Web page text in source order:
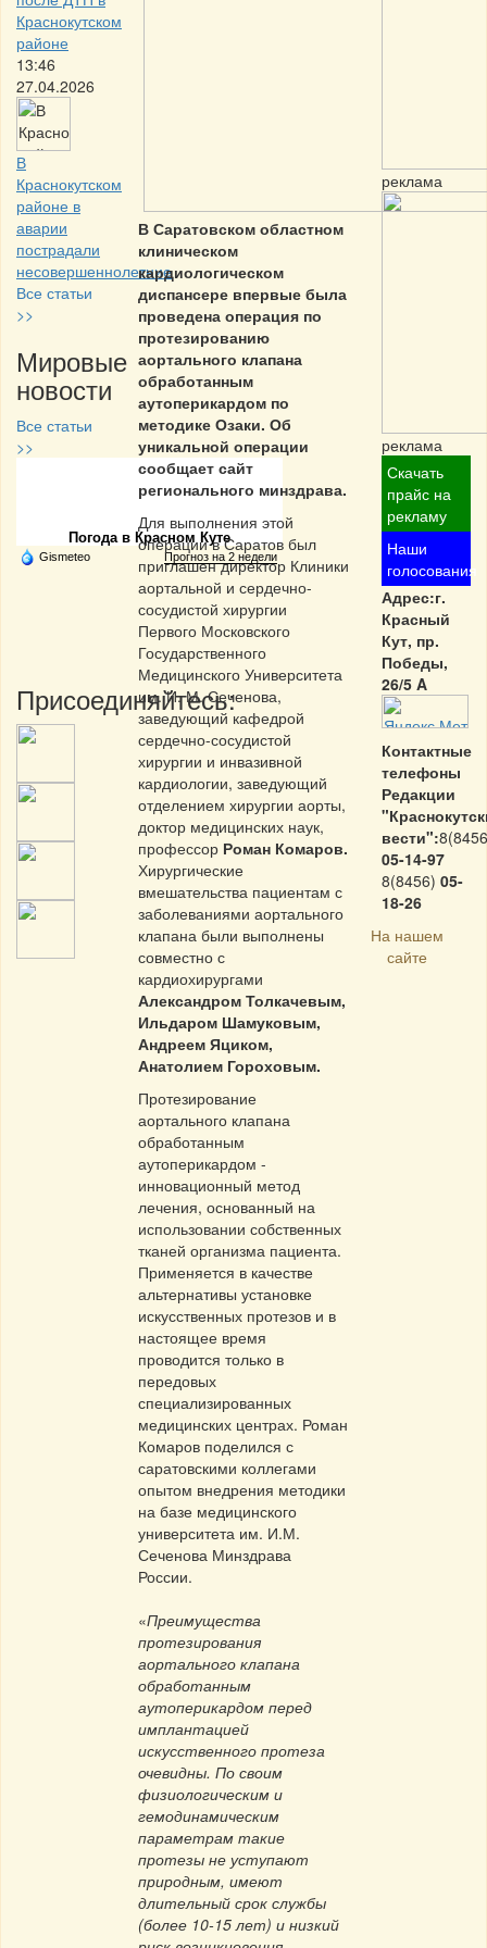
Краснокутском
районе
13:46
27.04.2026
В
Краснокутском
районе в
аварии
пострадали
несовершеннолетние
Все статьи
>>
Мировые
новости
Все статьи
>>
Частная реклама
Погода в Красном Куте
Gismeteo Прогноз на 2 недели
Присоединяйтесь:
В Саратовском областном
клиническом
кардиологическом
диспансере впервые была
проведена операция по
протезированию
аортального клапана
обработанным
аутоперикардом по
методике Озаки. Об
уникальной операции
сообщает сайт
регионального минздрава.
Для выполнения этой
операции в Саратов был
приглашен директор Клиники
аортальной и сердечно-
сосудистой хирургии
Первого Московского
Государственного
Медицинского Университета
им. И. М. Сеченова,
заведующий кафедрой
сердечно-сосудистой
хирургии и инвазивной
кардиологии, заведующий
отделением хирургии аорты,
доктор медицинских наук,
профессор Роман Комаров.
Хирургические
вмешательства пациентам с
заболеваниями аортального
клапана были выполнены
совместно с
кардиохирургами
Александром Толкачевым,
Ильдаром Шамуковым,
Андреем Яциком,
Анатолием Гороховым.
Протезирование
аортального клапана
обработанным
аутоперикардом -
инновационный метод
лечения, основанный на
использовании собственных
тканей организма пациента.
Применяется в качестве
альтернативы установке
искусственных протезов и в
настоящее время
проводится только в
передовых
специализированных
медицинских центрах. Роман
Комаров поделился с
саратовскими коллегами
опытом внедрения методики
на базе медицинского
университета им. И.М.
Сеченова Минздрава
России.
«Преимущества
протезирования
аортального клапана
обработанным
аутоперикардом перед
имплантацией
искусственного протеза
очевидны. По своим
физиологическим и
гемодинамическим
параметрам такие
протезы не уступают
природным, имеют
длительный срок службы
(более 10-15 лет) и низкий
реклама
реклама
Скачать
прайс на
рекламу
Наши
голосования
Адрес:г.
Красный
Кут, пр.
Победы,
26/5 A
Контактные
телефоны
Редакции
вести":
05-14-97
8(8456) 05-
18-26
На нашем
сайте